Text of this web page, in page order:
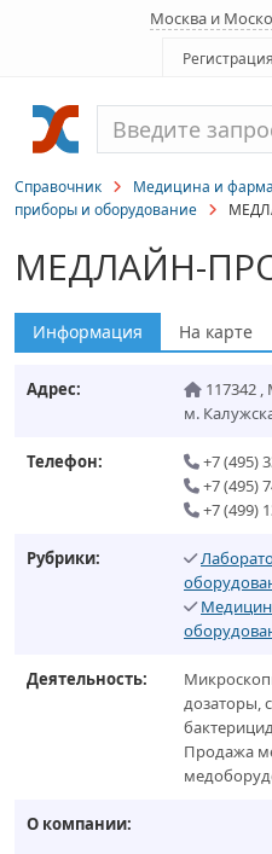
Москва и
Регистрация
Справочник Медицина и
приборы и оборудование
МЕДЛАЙН-
Информация На карте
Адрес: 117342 ,
м.
Телефон:
+7 (495)
+7 (495)
+7 (499)
Рубрики:
Деятельность:
дозаторы,
Продажа
О компании: